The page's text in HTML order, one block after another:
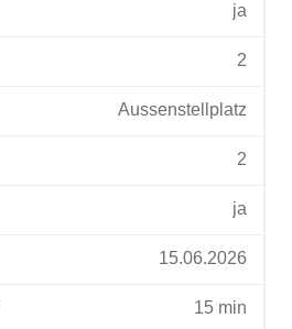
ja
2
Aussenstellplatz
2
ja
15.06.2026
15 min